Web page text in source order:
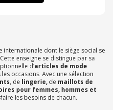
dont le siège social se
enseigne se distingue par sa
d’articles de mode
occasions. Avec une sélection
, de lingerie, de maillots de
pour femmes, hommes et
les besoins de chacun.